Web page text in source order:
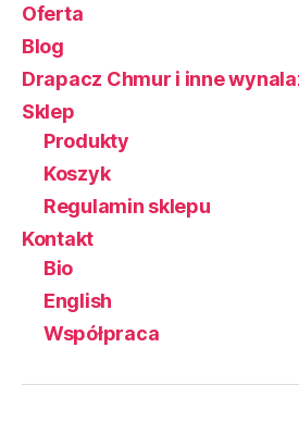
Oferta
Blog
Drapacz Chmur i inne
Sklep
Produkty
Koszyk
Regulamin sklepu
Kontakt
Bio
English
Współpraca